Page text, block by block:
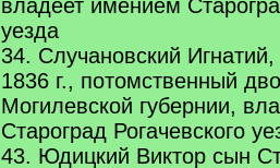
владеет имением
уезда
34. Случановский
1836 г., потомственный
Могилевской губернии,
Староград Рогачевского
43. Юдицкий Виктор сын